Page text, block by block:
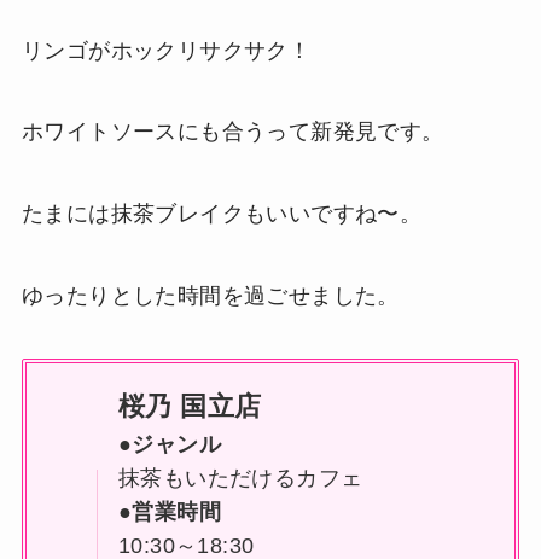
リンゴがホックリサクサク！
ホワイトソースにも合うって新発見です。
たまには抹茶ブレイクもいいですね〜。
ゆったりとした時間を過ごせました。
桜乃 国立店
●ジャンル
抹茶もいただけるカフェ
●営業時間
10:30～18:30